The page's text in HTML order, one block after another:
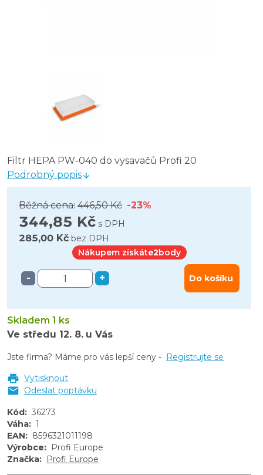
Filtr HEPA PW-040 do vysavačů Profi 20
Podrobný popis
Běžná cena: 446,50 Kč -23%
344,85 Kč s DPH
285,00 Kč bez DPH
Nákupem získáte2body
- + Do košíku
Skladem 1 ks
Ve středu 12. 8. u Vás
Jste firma? Máme pro vás lepší ceny - Registrujte se
Vytisknout
Odeslat poptávku
Kód: 36273
Váha: 1
EAN: 8596321011198
Výrobce: Profi Europe
Značka: Profi Europe